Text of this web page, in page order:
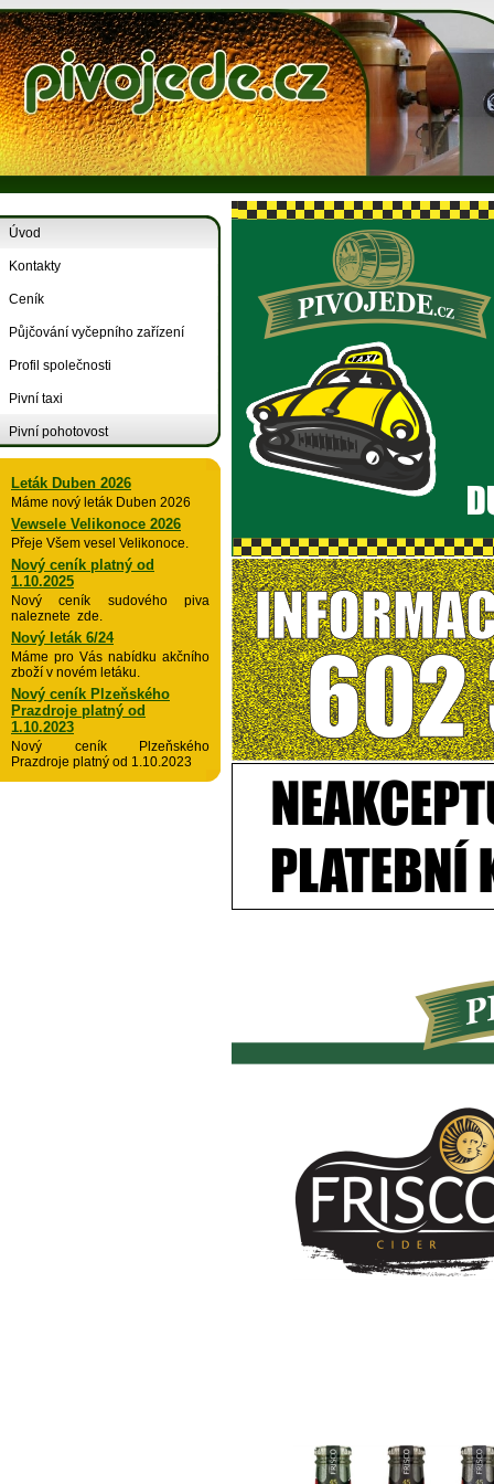
Úvod
Kontakty
Ceník
Půjčování vyčepního zařízení
Profil společnosti
Pivní taxi
Pivní pohotovost
Leták Duben 2026
Máme nový leták Duben 2026
Vewsele Velikonoce 2026
Přeje Všem vesel Velikonoce.
Nový ceník platný od
1.10.2025
Nový ceník sudového piva
naleznete zde.
Nový leták 6/24
Máme pro Vás nabídku akčního
zboží v novém letáku.
Nový ceník Plzeňského
Prazdroje platný od
1.10.2023
Nový ceník Plzeňského
Prazdroje platný od 1.10.2023